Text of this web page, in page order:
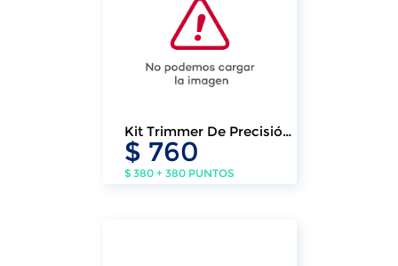
Kit Trimmer De Precisión
Klasse Nariz Orejas
Cejas Patillas
$ 760
$ 380 + 380 PUNTOS